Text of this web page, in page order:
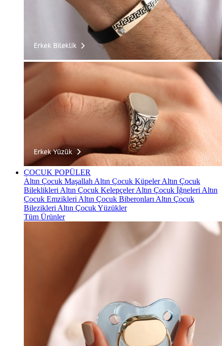
ÇOCUK POPÜLER
Altın Çocuk Maşallah Altın Çocuk KüpelerAltın Çocuk
Bileklikleri Altın Çocuk KelepçelerAltın Çocuk İğneleri Altın
Çocuk Emzikleri Altın Çocuk Biberonları Altın Çocuk
Bilezikleri Altın Çocuk Yüzükler
Tüm Ürünler